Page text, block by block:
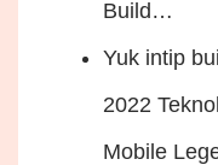
Build…
Yuk intip
2022
Mobile